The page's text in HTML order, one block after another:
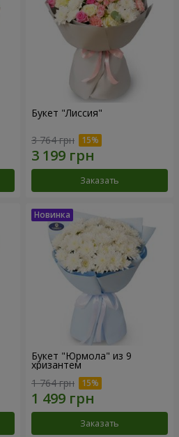
Букет "Лиссия"
3 764 грн
Заказать
Букет "Юрмола" из 9
хризантем
1 764 грн
Заказать